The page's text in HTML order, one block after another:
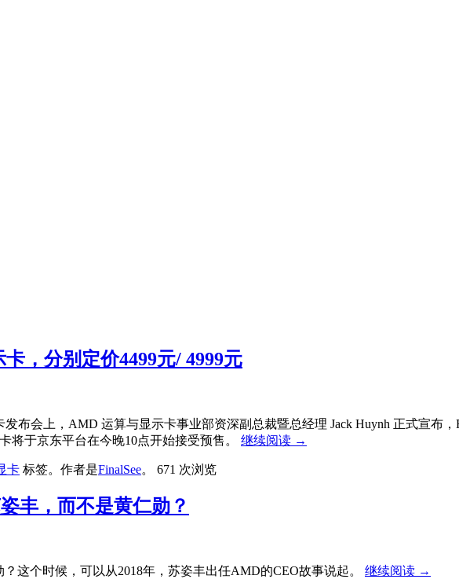
，分别定价4499元/ 4999元
布会上，AMD 运算与显示卡事业部资深副总裁暨总经理 Jack Huynh 正式宣布，
将于京东平台在今晚10点开始接受预售。 继续阅读 →
卡 标签。 作者是FinalSee。 671 次浏览
丰，而不是黄仁勋？
这个时候，可以从2018年，苏姿丰出任AMD的CEO故事说起。 继续阅读 →